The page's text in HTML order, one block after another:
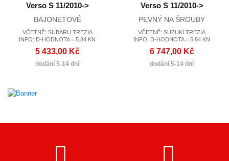
Verso S 11/2010->
BAJONETOVÉ
VČETNĚ: SUBARU TREZIA
INFO: D-HODNOTA = 5.84 KN
5 433,00 Kč
dodání 5-14 dní
Verso S 11/2010->
PEVNÝ NA ŠROUBY
VČETNĚ: SUZUKI TREZIA
INFO: D-HODNOTA = 5.84 KN
6 747,00 Kč
dodání 5-14 dní